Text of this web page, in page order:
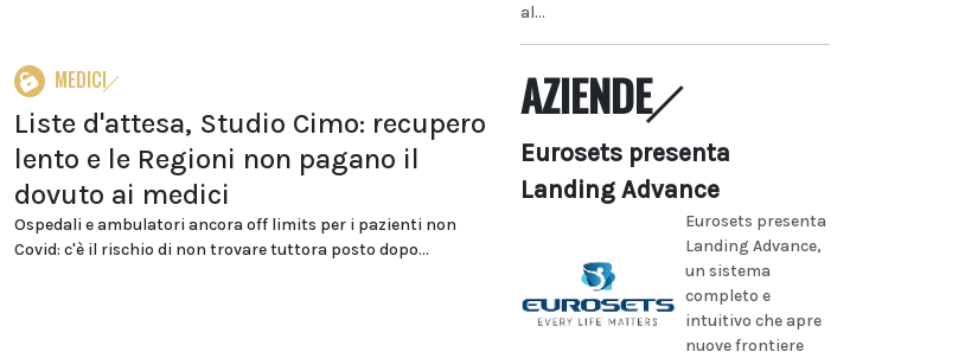
MEDICI
Liste d'attesa, Studio Cimo: recupero
lento e le Regioni non pagano il
dovuto ai medici
Ospedali e ambulatori ancora off limits per i pazienti non
Covid: c'è il rischio di non trovare tuttora posto dopo...
al...
AZIENDE
Eurosets presenta
Landing Advance
Eurosets presenta
Landing Advance,
un sistema
completo e
intuitivo che apre
nuove frontiere